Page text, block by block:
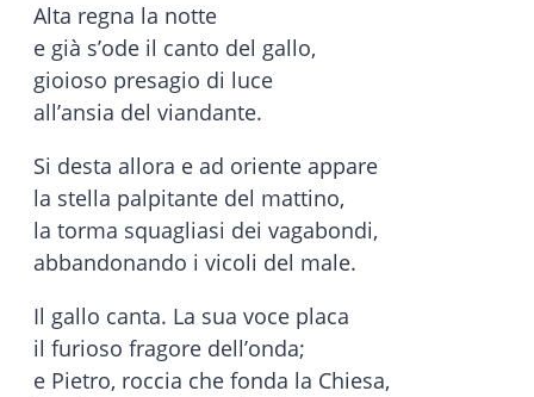
Alta regna la notte
e già s’ode il canto del gallo,
gioioso presagio di luce
all’ansia del viandante.
Si desta allora e ad oriente appare
la stella palpitante del mattino,
la torma squagliasi dei vagabondi,
abbandonando i vicoli del male.
Il gallo canta. La sua voce placa
il furioso fragore dell’onda;
e Pietro, roccia che fonda la Chiesa,